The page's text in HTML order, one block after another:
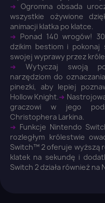
➜ Ogromna obsada
wszystkie ożywione
animacji klatka po klatce.
➜ Ponad 140 wrogów!
dzikim bestiom i
swojej wyprawy przez
➜ Wytyczaj swoją
narzędziom do
pinezki, aby lepiej
Hollow Knight.➜
graczowi w jego
Christophera Larkina.
➜ Funkcje Nintendo
rozległym królestwie
Switch™ 2 oferuje wyższą
klatek na sekundę i
Switch 2 działa również na
You need to be logged
wish list.
Anuluj